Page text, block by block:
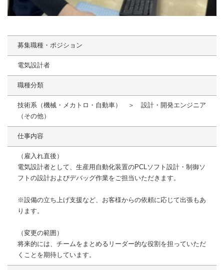
募集職種・ポジション
電気設計者
職種分類
技術系（機械・メカトロ・自動車） ＞ 設計・開発エンジニア
（その他）
仕事内容
（雇入れ直後）
電気設計者として、生産用自動化装置のPCLソフト設計・制御ソ
フトの設計およびデバッグ作業をご担当いただきます。
※設備の立ち上げ支援など、お客様からの依頼に応じて出張もあ
ります。
（変更の範囲）
将来的には、チームをまとめるリーダー的な役割を担っていただ
くことを期待しています。